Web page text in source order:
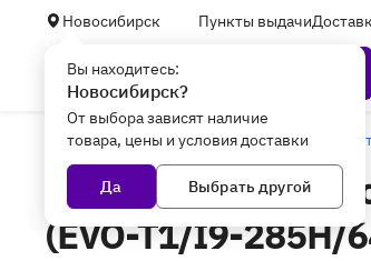
Новосибирск Пункты выдачи
Вы находитесь:
Новосибирск?
От выбора зависят наличие
товара, цены и условия доставки
Да Выбрать другой
Главная Компьютеры и ноутбуки
Неттоп GMK
(EVO-T1/I9-285H/